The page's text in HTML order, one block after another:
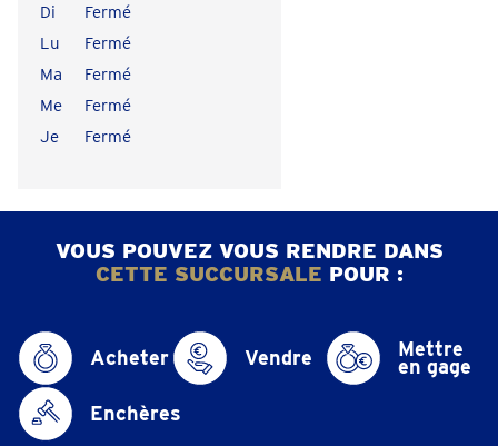
Di
Fermé
Lu
Fermé
Ma
Fermé
Me
Fermé
Je
Fermé
VOUS POUVEZ VOUS RENDRE DANS
CETTE SUCCURSALE POUR :
Acheter Vendre Mettre
en gage
Enchères